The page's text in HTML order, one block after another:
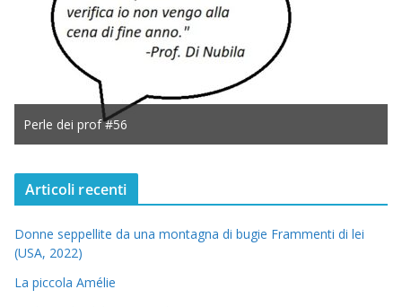
Perle dei prof #56
Articoli recenti
Donne seppellite da una montagna di bugie Frammenti di lei
(USA, 2022)
La piccola Amélie